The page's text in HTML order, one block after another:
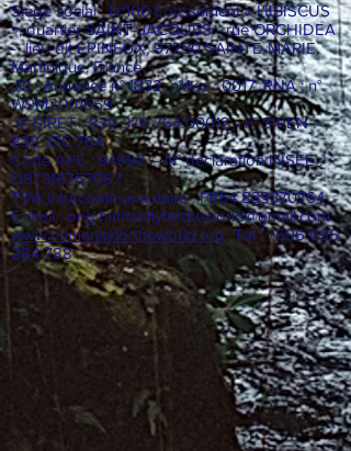
Siège social : N°100 Lotissement « HIBISCUS
», quartier SAINT-JACQUES - rue ORCHIDEA
- lieu-dit EPINEUX, 97230 SAINTE-MARIE.
Martinique. France
JO : Annonce n° 1832, n°Ass : 0017, RNA : n°
W9M2001659
n° SIRET :839 370 764 00012- n° SIREN :
839 370 764
Code APE : 9499Z – N° déclaration INSEE :
D97316767067
TVA intracommunautaire : FR64839370764
E-mail : ong.humanityfortheworld@gmail.com
www.humanityfortheworld.org Tel : +596 696
284 788